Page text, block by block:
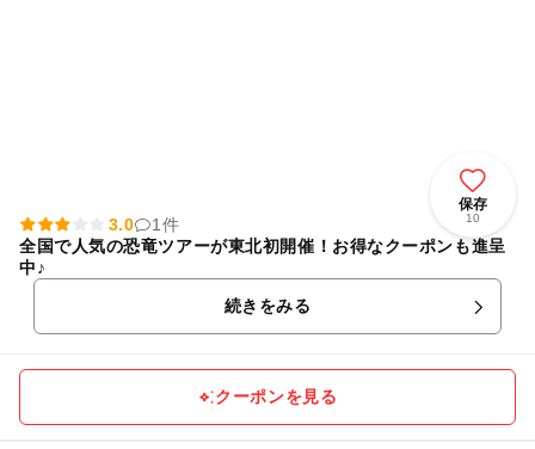
保存
10
3.0
1件
全国で人気の恐竜ツアーが東北初開催！お得なクーポンも進呈
中♪
続きをみる
クーポンを見る